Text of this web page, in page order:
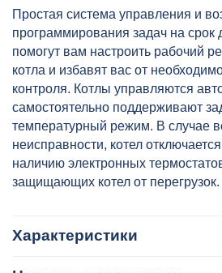
Простая система управления и
программирования задач на срок
помогут вам настроить рабочий
котла и избавят вас от
контроля. Котлы управляются
самостоятельно поддерживают
температурный режим. В случае
неисправности, котел
наличию электронных
защищающих котел от перегрузок.
Характеристики